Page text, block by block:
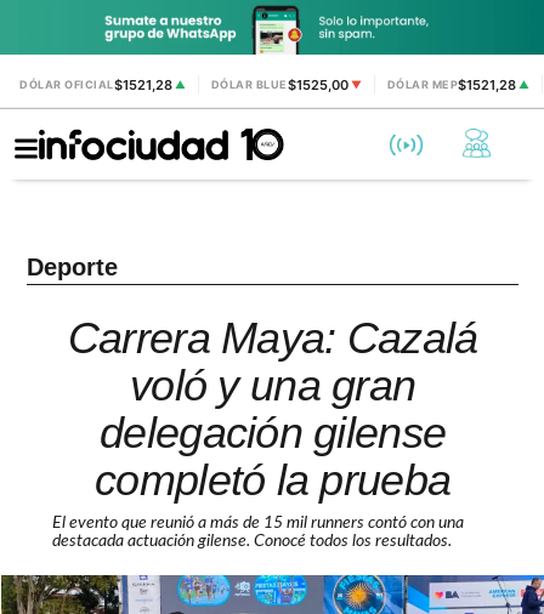
DÓLAR OFICIAL$1521,28 ▲ DÓLAR BLUE$1525,00 ▼ DÓLAR MEP$1521,28▲
Deporte
Carrera Maya: Cazalá
voló y una gran
delegación gilense
completó la prueba
El evento que reunió a más de 15 mil runners contó con una
destacada actuación gilense. Conocé todos los resultados.